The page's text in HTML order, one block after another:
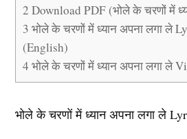
2 Download PDF (भोले के चरणों में
3 भोले के चरणों में ध्यान अपना लगा ले
(English)
4 भोले के चरणों में ध्यान अपना लगा ले
भोले के चरणों में ध्यान अपना लगा ले